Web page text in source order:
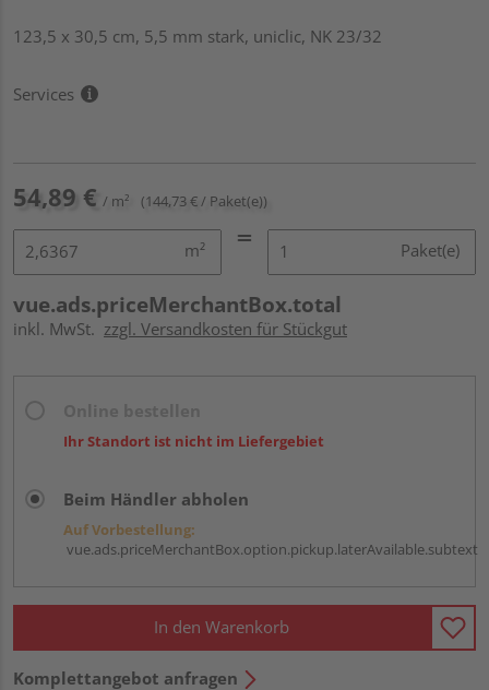
123,5 x 30,5 cm, 5,5 mm stark, uniclic, NK 23/32
Services
54,89 € / m² (144,73 € / Paket(e))
m² Paket(e)
vue.ads.priceMerchantBox.total
inkl. MwSt. zzgl. Versandkosten für Stückgut
Ihr Standort ist nicht im Liefergebiet
Beim Händler abholen
Auf Vorbestellung:
vue.ads.priceMerchantBox.option.pickup.laterAvailable.subtext
In den Warenkorb
Komplettangebot anfragen